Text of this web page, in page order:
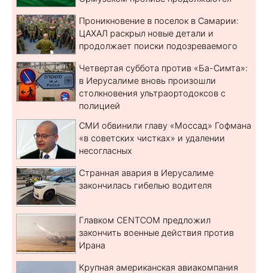
Проникновение в поселок в Самарии:
ЦАХАЛ раскрыл новые детали и
продолжает поиски подозреваемого
Четвертая суббота против «Ба-Симта»:
в Иерусалиме вновь произошли
столкновения ультраортодоксов с
полицией
СМИ обвинили главу «Моссад» Гофмана
«в советских чистках» и удалении
несогласных
Странная авария в Иерусалиме
закончилась гибелью водителя
Главком CENTCOM предложил
закончить военные действия против
Ирана
Крупная американская авиакомпания